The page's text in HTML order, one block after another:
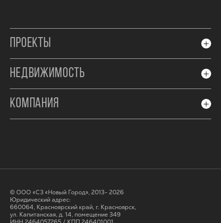
ПРОЕКТЫ
НЕДВИЖИМОСТЬ
КОМПАНИЯ
© ООО «СЗ «Новый Город», 2013- 2026
Юридический адрес:
660064, Красноярский край, г. Красноярск,
ул. Капитанская, д. 14, помещение 349